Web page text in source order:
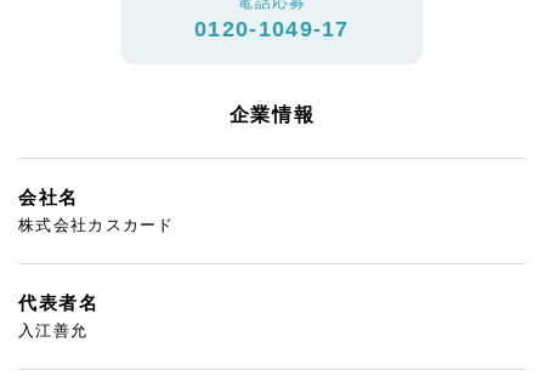
0120-1049-17
企業情報
会社名
株式会社カスカード
代表者名
入江善允